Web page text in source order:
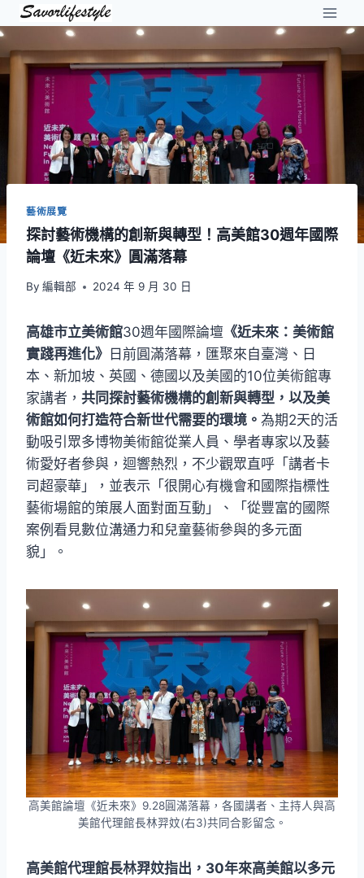
Skip
to
content
藝術展覽
探討藝術機構的創新與轉型！高美館30週年國際
論壇《近未來》圓滿落幕
By 編輯部 2024 年 9 月 30 日
高雄市立美術館30週年國際論壇 《近未來：美術館
實踐再進化》 日前圓滿落幕，匯聚來自臺灣、日
本、新加坡、英國、德國以及美國的10位美術館專
家講者， 共同探討藝術機構的創新與轉型，以及美
術館如何打造符合新世代需要的環境。 為期2天的活
動吸引眾多博物美術館從業人員、學者專家以及藝
術愛好者參與，迴響熱烈，不少觀眾直呼「講者卡
司超豪華」，並表示「很開心有機會和國際指標性
藝術場館的策展人面對面互動」、「從豐富的國際
案例看見數位溝通力和兒童藝術參與的多元面
貌」。
高美館論壇《近未來》9.28圓滿落幕，各國講者、主持人與高
美館代理館長林羿妏(右3)共同合影留念。
高美館代理館長林羿妏指出，30年來高美館以多元